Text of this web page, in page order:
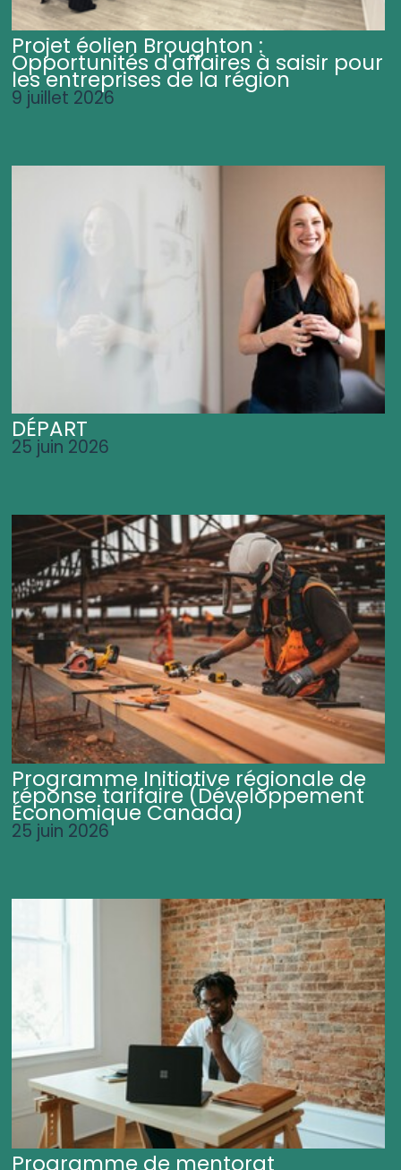
Projet éolien Broughton :
Opportunités d'affaires à saisir pour
les entreprises de la région
9 juillet 2026
DÉPART
25 juin 2026
Programme Initiative régionale de
réponse tarifaire (Développement
Économique Canada)
25 juin 2026
Programme de mentorat